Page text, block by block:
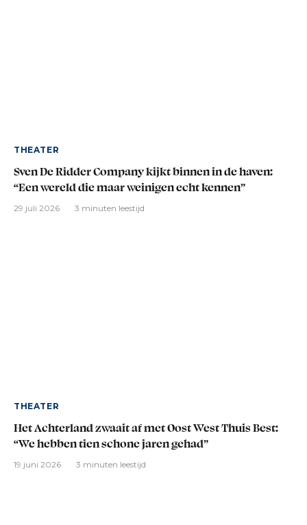
THEATER
Sven De Ridder Company kijkt binnen in de haven:
“Een wereld die maar weinigen echt kennen”
29 juli 2026 3 minuten leestijd
THEATER
Het Achterland zwaait af met Oost West Thuis Best:
“We hebben tien schone jaren gehad”
19 juni 2026 3 minuten leestijd